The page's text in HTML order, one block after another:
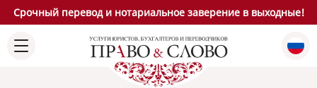
Срочный перевод и нотариальное заверение в выходные!